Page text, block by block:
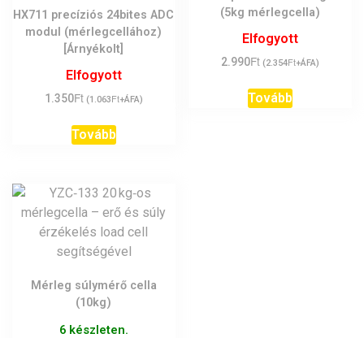
HX711 precíziós 24bites ADC
modul (mérlegcellához)
[Árnyékolt]
Elfogyott
1.350Ft (1.063Ft+ÁFA)
Tovább
(5kg mérlegcella)
Elfogyott
2.990Ft (2.354Ft+ÁFA)
Tovább
Mérleg súlymérő cella
(10kg)
6 készleten.